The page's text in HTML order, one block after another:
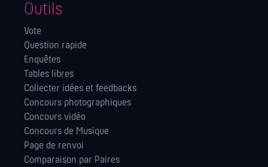
Outils
Vote
Question rapide
Enquêtes
Tables libres
Collecter idées et feedbacks
Concours photographiques
Concours vidéo
Concours de Musique
Page de renvoi
Comparaison par Paires